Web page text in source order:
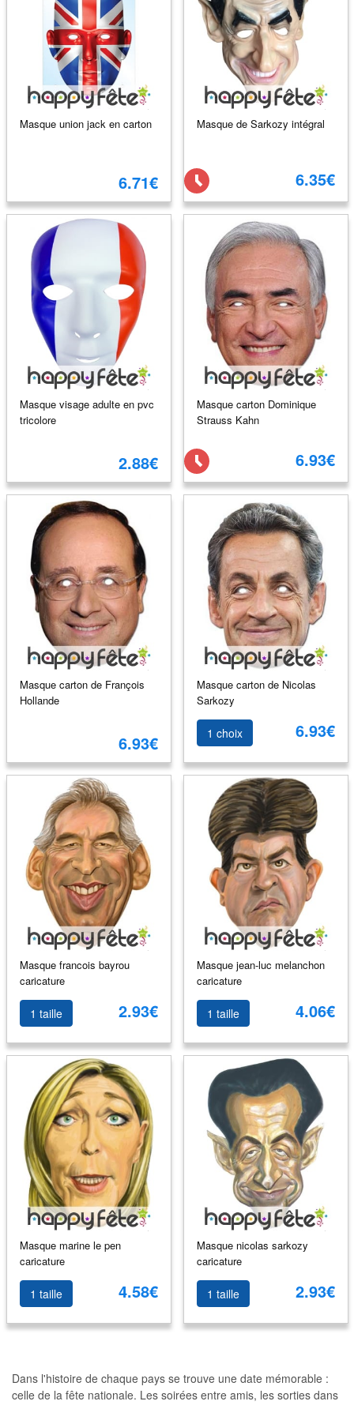
Masque union jack en carton
6.71€
Masque de Sarkozy intégral
6.35€
Masque visage adulte en pvc
tricolore
2.88€
Masque carton Dominique
Strauss Kahn
6.93€
Masque carton de François
Hollande
6.93€
Masque carton de Nicolas
Sarkozy
1 choix 6.93€
Masque francois bayrou
caricature
1 taille 2.93€
Masque jean-luc melanchon
caricature
1 taille 4.06€
Masque marine le pen
caricature
1 taille 4.58€
Masque nicolas sarkozy
caricature
1 taille 2.93€
Dans l'histoire de chaque pays se trouve une date mémorable :
celle de la fête nationale. Les soirées entre amis, les sorties dans